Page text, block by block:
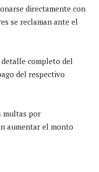
directamente con
se reclaman ante el
completo del
del respectivo
multas por
aumentar el monto